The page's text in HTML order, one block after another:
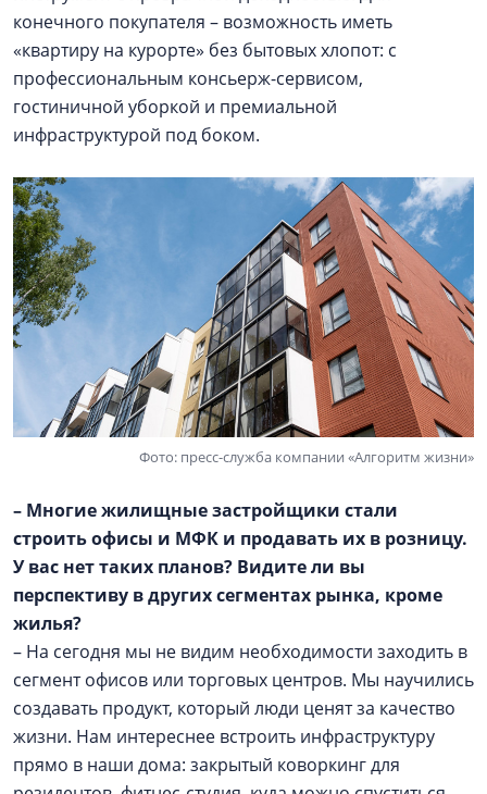
конечного покупателя – возможность иметь
«квартиру на курорте» без бытовых хлопот: с
профессиональным консьерж-сервисом,
гостиничной уборкой и премиальной
инфраструктурой под боком.
Фото: пресс-служба компании «Алгоритм жизни»
– Многие жилищные застройщики стали
строить офисы и МФК и продавать их в розницу.
У вас нет таких планов? Видите ли вы
перспективу в других сегментах рынка, кроме
жилья?
– На сегодня мы не видим необходимости заходить в
сегмент офисов или торговых центров. Мы научились
создавать продукт, который люди ценят за качество
жизни. Нам интереснее встроить инфраструктуру
прямо в наши дома: закрытый коворкинг для